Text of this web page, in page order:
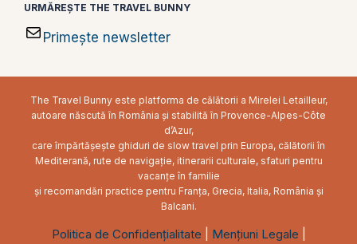
URMĂREȘTE THE TRAVEL BUNNY
Primește newsletter
The Travel Bunny este platforma de călătorii a Mirelei Letailleur,
autoare născută în România și stabilită în Provence-Alpes-Côte
d’Azur,
care împărtășește ghiduri de slow travel prin Europa, călătorii în
Mediterană, rute de navigație, itinerarii culturale, sfaturi pentru
vacanțe în familie
și recomandări practice pentru Franța, Grecia, Italia, România și
Balcani.
Politica de Confidențialitate Mențiuni Legale